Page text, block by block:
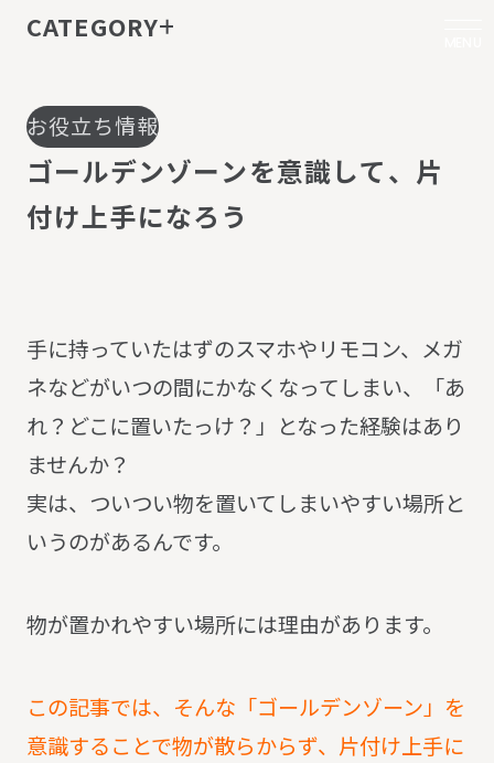
お役立ち情報
ゴールデンゾーンを意識して、 片
付け上手になろ う
手に持っていたはずのスマホやリモコン、メガ
ネなどがいつの間にかなくなってしまい、「あ
れ？どこに置いたっけ？」となった経験はあり
ませんか？
実は、ついつい物を置いてしまいやすい場所と
いうのがあるんです。
物が置かれやすい場所には理由があります。
この記事では、そんな「ゴールデンゾーン」を
意識することで物が散らからず、片付け上手に
CATEGORY